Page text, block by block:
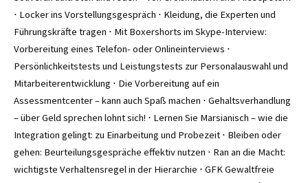
⋅ Locker ins Vorstellungsgespräch ⋅ Kleidung, die Experten und
Führungskräfte tragen ⋅ Mit Boxershorts im Skype-Interview:
Vorbereitung eines Telefon- oder Onlineinterviews ⋅
Persönlichkeitstests und Leistungstests zur Personalauswahl und
Mitarbeiterentwicklung ⋅ Die Vorbereitung auf ein
Assessmentcenter – kann auch Spaß machen ⋅ Gehaltsverhandlung
– über Geld sprechen lohnt sich! ⋅ Lernen Sie Marsianisch – wie die
Integration gelingt: zu Einarbeitung und Probezeit ⋅ Bleiben oder
gehen: Beurteilungsgespräche effektiv nutzen ⋅ Ran an die Macht:
wichtigste Verhaltensregel in der Hierarchie ⋅ GFK Gewaltfreie